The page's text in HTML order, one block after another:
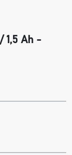
1,5 Ah -